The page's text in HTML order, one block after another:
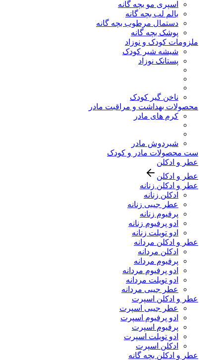
اسپری مو بچه گانه
بالم لب بچه گانه
دستمال مرطوب بچه گانه
پوشک بچه گانه
ملزومات کودک و نوزاد
شیشه شیر کودک
پستانک نوزاد
ناخن گیر کودک
محصولات بهداشت و مراقبت مادر
کرم های مادر
شیردوش مادر
ست محصولات مادر و کودک
عطر و ادکلن
عطر و ادکلن
عطر و ادکلن زنانه
ادکلن زنانه
عطر جیبی زنانه
پرفیوم زنانه
ادو پرفیوم زنانه
ادو تویلت زنانه
عطر و ادکلن مردانه
ادکلن مردانه
پرفیوم مردانه
ادو پرفیوم مردانه
ادو تویلت مردانه
عطر جیبی مردانه
عطر و ادکلن اسپرت
عطر جیبی اسپرت
ادو پرفیوم اسپرت
پرفیوم اسپرت
ادو تویلت اسپرت
ادکلن اسپرت
عطر و ادکلن بچه گانه